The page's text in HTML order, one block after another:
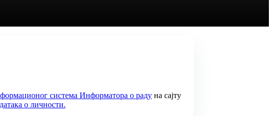
система Информатора о раду на сајту
о личности.